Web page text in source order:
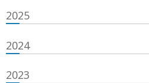
2025
2024
2023